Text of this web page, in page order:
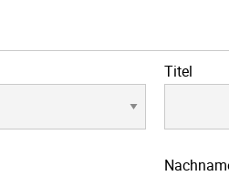
Titel